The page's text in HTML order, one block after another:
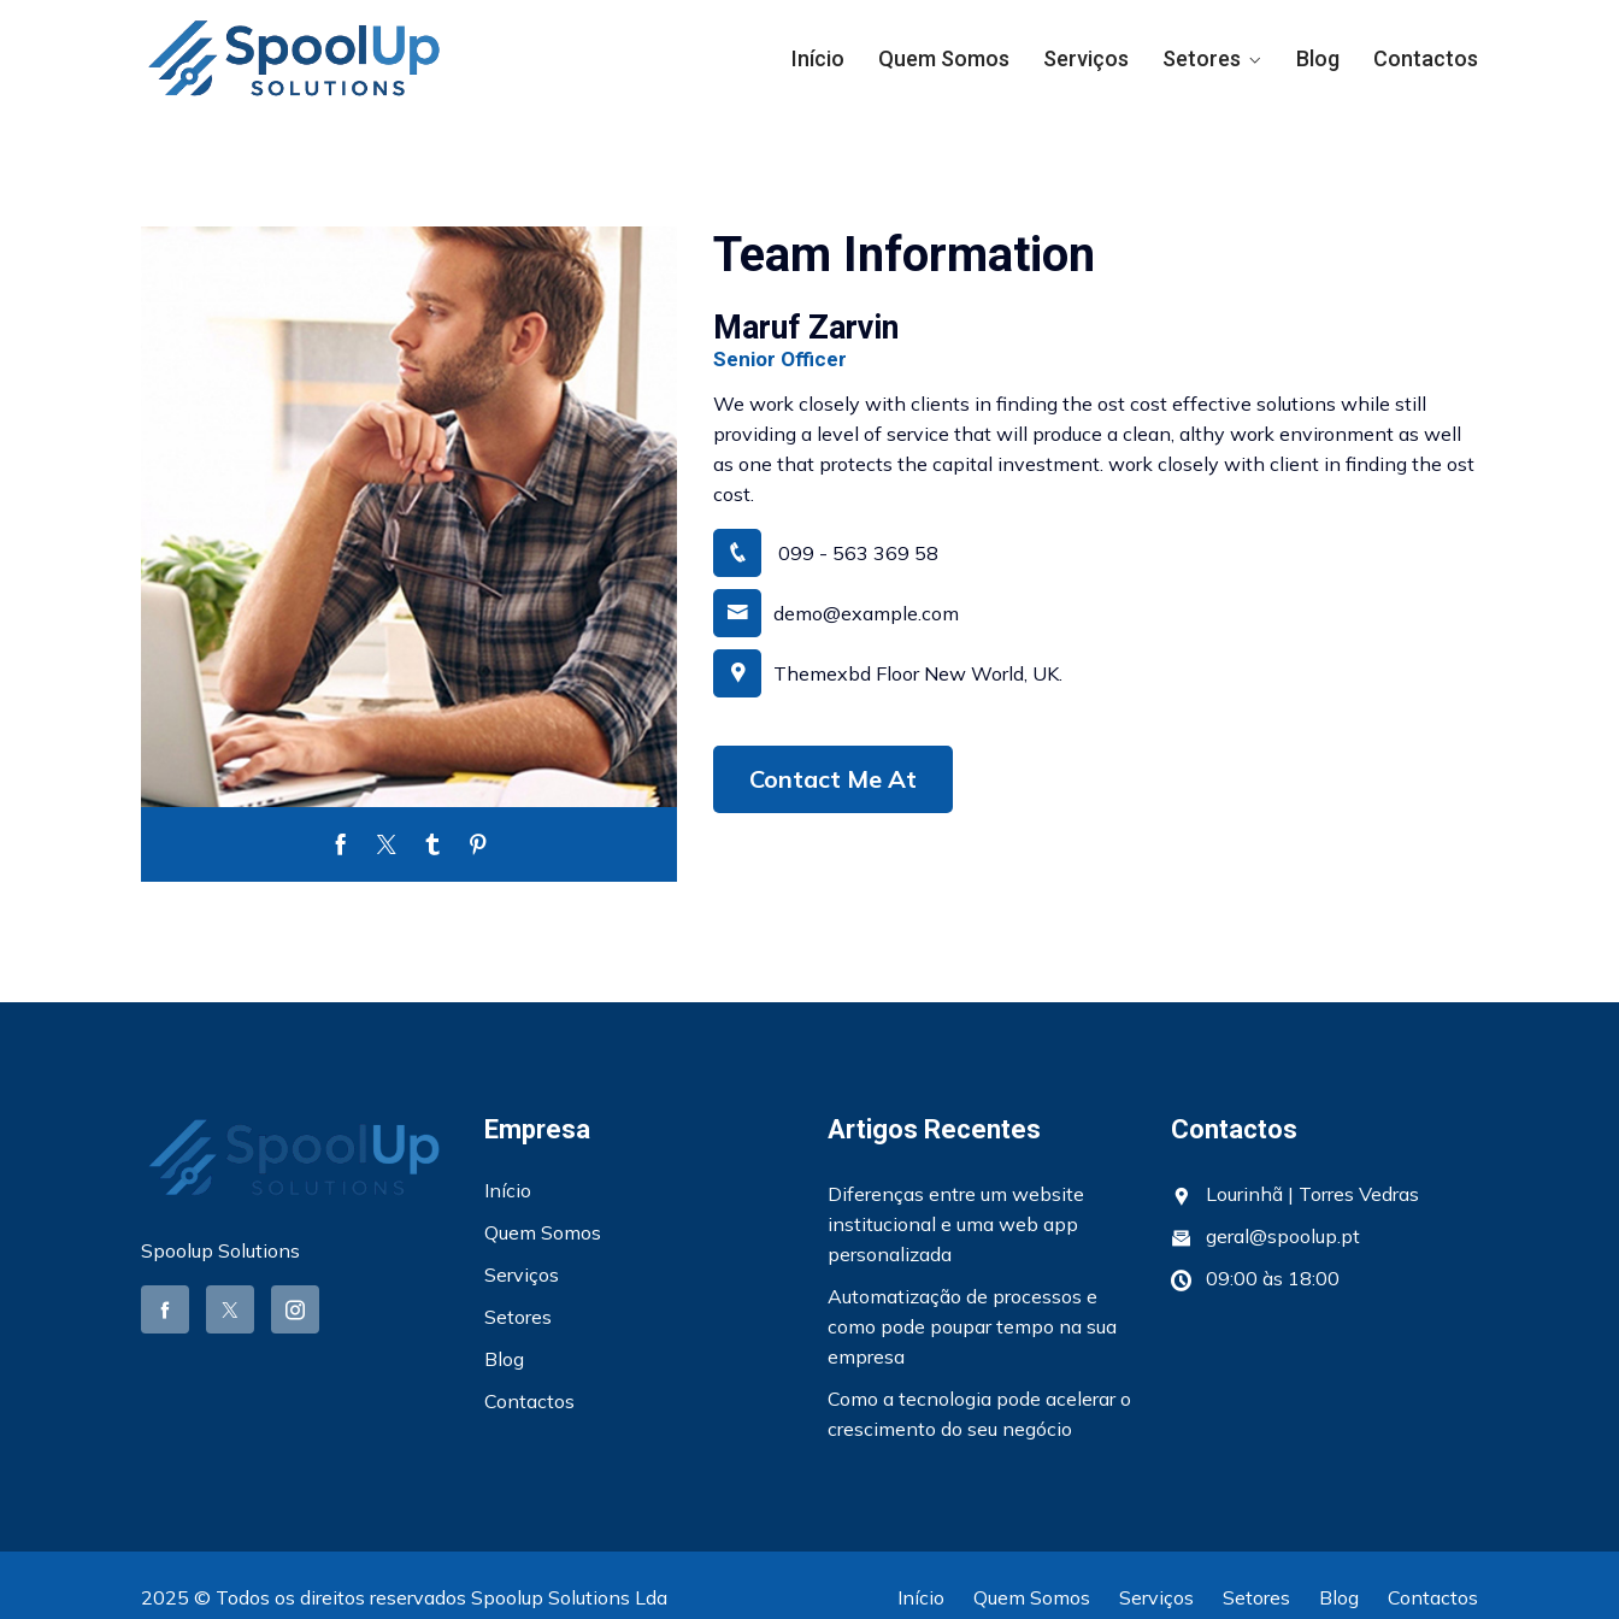
Início Quem Somos Serviços Setores Blog Contactos
Team Information
Maruf Zarvin
Senior Officer
We work closely with clients in finding the ost cost effective solutions while still
providing a level of service that will produce a clean, althy work environment as well
as one that protects the capital investment. work closely with client in finding the ost
cost.
099 - 563 369 58
demo@example.com
Themexbd Floor New World, UK.
Contact Me At
Spoolup Solutions
Empresa
Início
Quem Somos
Serviços
Setores
Blog
Contactos
Artigos Recentes
Diferenças entre um website
institucional e uma web app
personalizada
Automatização de processos e
como pode poupar tempo na sua
empresa
Como a tecnologia pode acelerar o
crescimento do seu negócio
Contactos
Lourinhã | Torres Vedras
geral@spoolup.pt
09:00 às 18:00
2025 © Todos os direitos reservados Spoolup Solutions Lda Início Quem Somos Serviços Setores Blog Contactos